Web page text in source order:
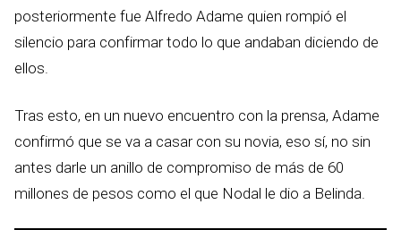
posteriormente fue Alfredo Adame quien rompió el
silencio para confirmar todo lo que andaban diciendo de
ellos.
Tras esto, en un nuevo encuentro con la prensa, Adame
confirmó que se va a casar con su novia, eso sí, no sin
antes darle un anillo de compromiso de más de 60
millones de pesos como el que Nodal le dio a Belinda.